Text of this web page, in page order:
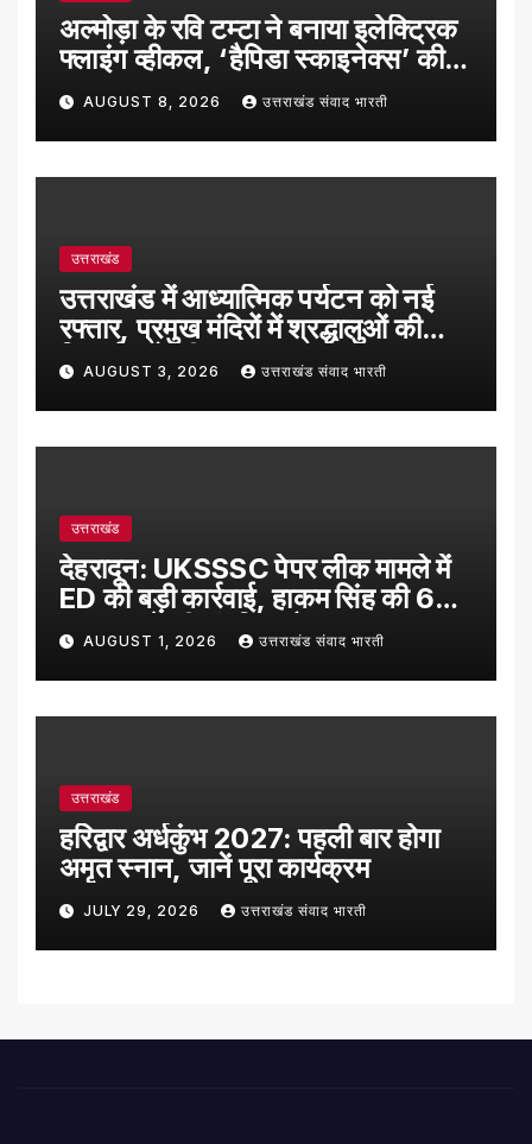
अल्मोड़ा के रवि टम्टा ने बनाया इलेक्ट्रिक
फ्लाइंग व्हीकल, ‘हैपिडा स्काइनेक्स’ की
सफल ट्रायल उड़ान
AUGUST 8, 2026 उत्तराखंड संवाद भारती
उत्तराखंड
उत्तराखंड में आध्यात्मिक पर्यटन को नई
रफ्तार, प्रमुख मंदिरों में श्रद्धालुओं की
रिकॉर्ड बढ़ोतरी
AUGUST 3, 2026 उत्तराखंड संवाद भारती
उत्तराखंड
देहरादून: UKSSSC पेपर लीक मामले में
ED की बड़ी कार्रवाई, हाकम सिंह की 63
लाख रुपये की संपत्ति अटैच
AUGUST 1, 2026 उत्तराखंड संवाद भारती
उत्तराखंड
हरिद्वार अर्धकुंभ 2027: पहली बार होगा
अमृत स्नान, जानें पूरा कार्यक्रम
JULY 29, 2026 उत्तराखंड संवाद भारती